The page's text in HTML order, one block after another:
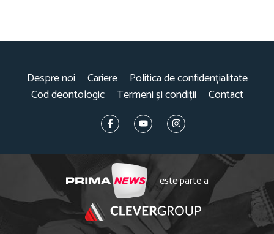
Despre noi Cariere
Politica de confidențialitate
Cod deontologic
Termeni și condiții Contact
este parte a